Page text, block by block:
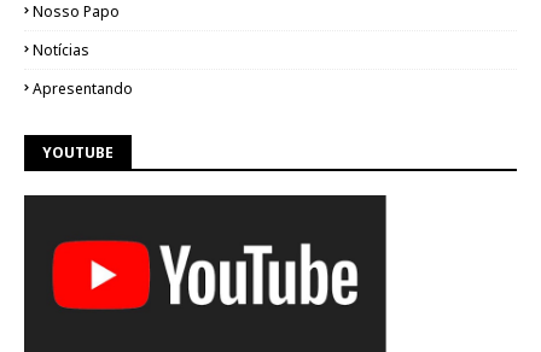
Nosso Papo
Notícias
Apresentando
YOUTUBE